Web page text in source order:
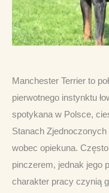
Manchester Terrier to
pierwotnego instynktu
spotykana w Polsce,
Stanach
wobec opiekuna.
pinczerem, jednak jego
charakter pracy czynią